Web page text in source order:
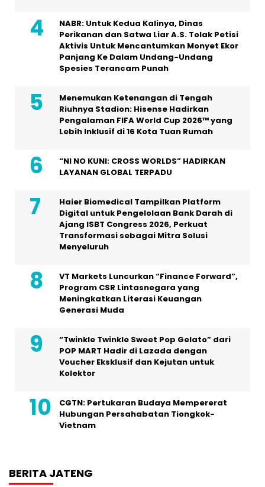
NABR: Untuk Kedua Kalinya, Dinas
Perikanan dan Satwa Liar A.S. Tolak Petisi
Aktivis Untuk Mencantumkan Monyet Ekor
Panjang Ke Dalam Undang-Undang
Spesies Terancam Punah
Menemukan Ketenangan di Tengah
Riuhnya Stadion: Hisense Hadirkan
Pengalaman FIFA World Cup 2026™ yang
Lebih Inklusif di 16 Kota Tuan Rumah
“NI NO KUNI: CROSS WORLDS” HADIRKAN
LAYANAN GLOBAL TERPADU
Haier Biomedical Tampilkan Platform
Digital untuk Pengelolaan Bank Darah di
Ajang ISBT Congress 2026, Perkuat
Transformasi sebagai Mitra Solusi
Menyeluruh
VT Markets Luncurkan “Finance Forward”,
Program CSR Lintasnegara yang
Meningkatkan Literasi Keuangan
Generasi Muda
“Twinkle Twinkle Sweet Pop Gelato” dari
POP MART Hadir di Lazada dengan
Voucher Eksklusif dan Kejutan untuk
Kolektor
CGTN: Pertukaran Budaya Mempererat
Hubungan Persahabatan Tiongkok-
Vietnam
BERITA JATENG